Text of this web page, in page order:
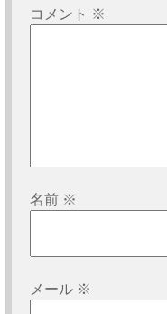
コメント ※
名前 ※
メール ※